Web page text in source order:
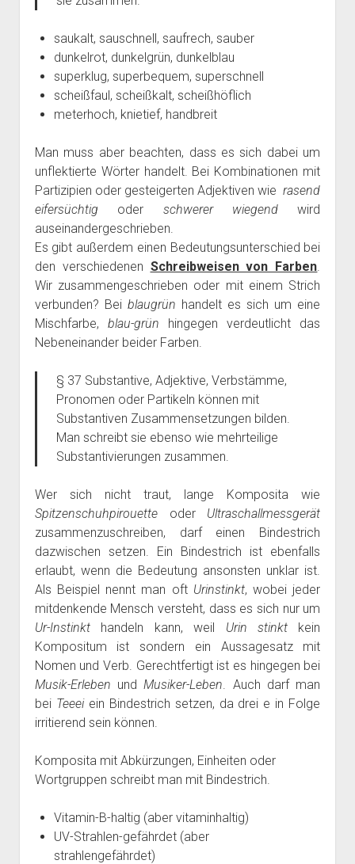
saukalt, sauschnell, saufrech, sauber
dunkelrot, dunkelgrün, dunkelblau
superklug, superbequem, superschnell
scheißfaul, scheißkalt, scheißhöflich
meterhoch, knietief, handbreit
Man muss aber beachten, dass es sich dabei um
unflektierte Wörter handelt. Bei Kombinationen mit
Partizipien oder gesteigerten Adjektiven wierasend
eifersüchtig oder schwerer wiegendwird
auseinandergeschrieben.
Es gibt außerdem einen Bedeutungsunterschied bei
den verschiedenen Schreibweisen von Farben.
Wir zusammengeschrieben oder mit einem Strich
verbunden? Bei blaugrün handelt es sich um eine
Mischfarbe, blau-grün hingegen verdeutlicht das
Nebeneinander beider Farben.
§ 37 Substantive, Adjektive, Verbstämme,
Pronomen oder Partikeln können mit
Substantiven Zusammensetzungen bilden.
Man schreibt sie ebenso wie mehrteilige
Substantivierungen zusammen.
Wer sich nicht traut, lange Komposita wie
Spitzenschuhpirouette oder Ultraschallmessgerät
zusammenzuschreiben, darf einen Bindestrich
dazwischen setzen. Ein Bindestrich ist ebenfalls
erlaubt, wenn die Bedeutung ansonsten unklar ist.
Als Beispiel nennt man oft Urinstinkt, wobei jeder
mitdenkende Mensch versteht, dass es sich nur um
Ur-Instinkthandeln kann, weil Urin stinkt kein
Kompositum ist sondern ein Aussagesatz mit
Nomen und Verb. Gerechtfertigt ist es hingegen bei
Musik-Erleben undMusiker-Leben. Auch darf man
bei Teeeiein Bindestrich setzen, da drei e in Folge
irritierend sein können.
Komposita mit Abkürzungen, Einheiten oder
Wortgruppen schreibt man mit Bindestrich.
Vitamin-B-haltig (aber vitaminhaltig)
UV-Strahlen-gefährdet (aber
strahlengefährdet)